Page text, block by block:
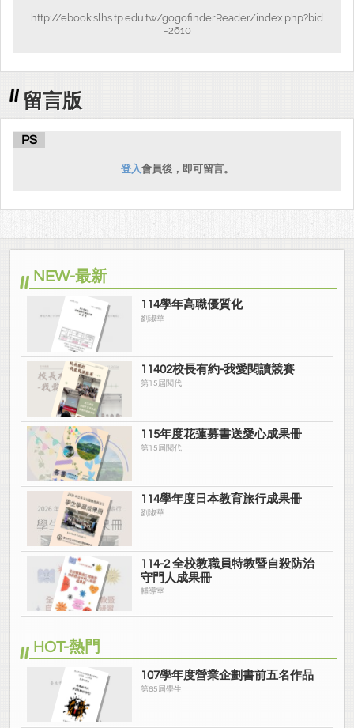
http://ebook.slhs.tp.edu.tw/gogofinderReader/index.php?bid
=2610
留言版
PS
登入會員後，即可留言。
NEW-最新
114學年高職優質化
劉淑華
11402校長有約-我愛閱讀競賽
第15屆閱代
115年度花蓮募書送愛心成果冊
第15屆閱代
114學年度日本教育旅行成果冊
劉淑華
114-2 全校教職員特教暨自殺防治
守門人成果冊
輔導室
HOT-熱門
107學年度營業企劃書前五名作品
第65屆學生